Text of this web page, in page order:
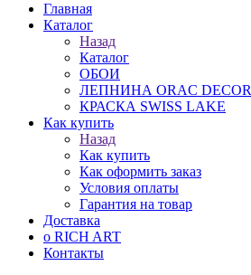
Главная
Каталог
Назад
Каталог
ОБОИ
ЛЕПНИНА ORAC DECOR
КРАСКА SWISS LAKE
Как купить
Назад
Как купить
Как оформить заказ
Условия оплаты
Гарантия на товар
Доставка
о RICH ART
Контакты